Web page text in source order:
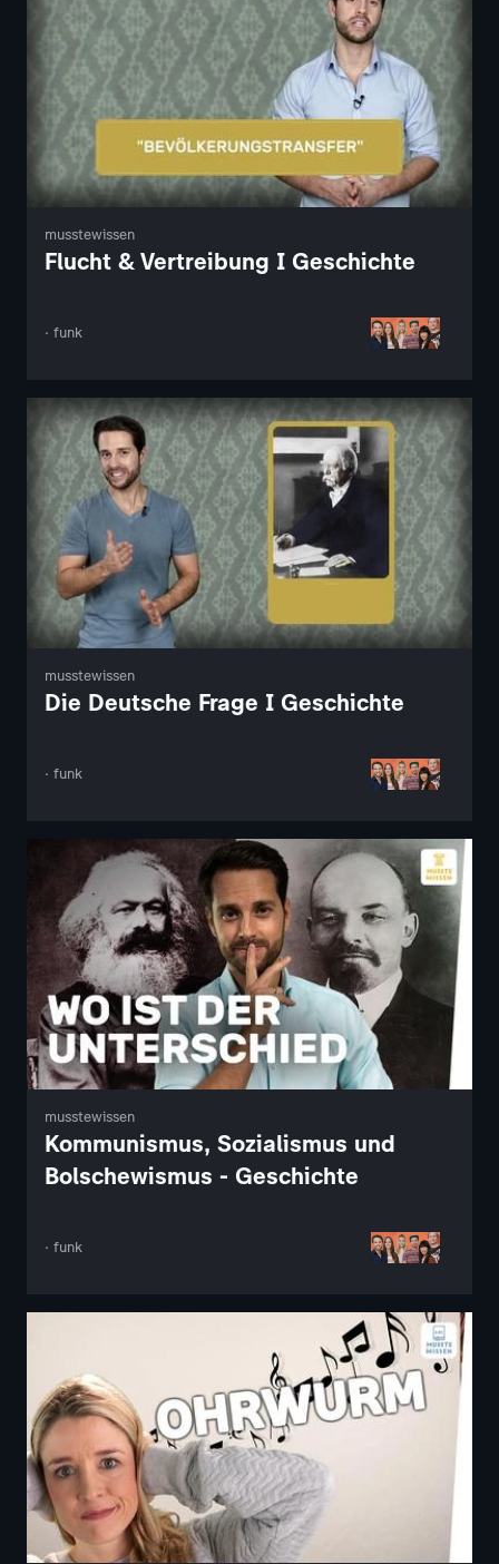
musstewissen
Flucht & Vertreibung I Geschichte
· funk
musstewissen
Die Deutsche Frage I Geschichte
· funk
musstewissen
Kommunismus, Sozialismus und
Bolschewismus - Geschichte
· funk